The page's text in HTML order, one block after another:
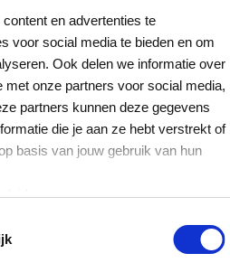
en advertenties te
voor social media te bieden en om
Ook delen we informatie over
met onze partners voor social media,
partners kunnen deze gegevens
die je aan ze hebt verstrekt of
basis van jouw gebruik van hun
op de VVV cadeaukaart